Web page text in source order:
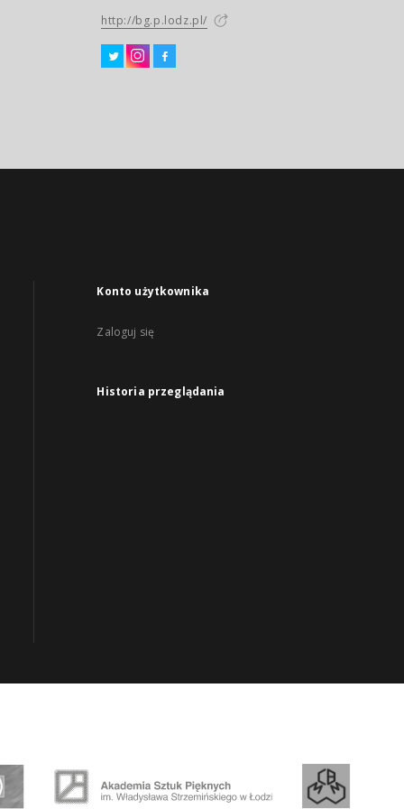
http://bg.p.lodz.pl/
Konto użytkownika
Zaloguj się
Historia przeglądania